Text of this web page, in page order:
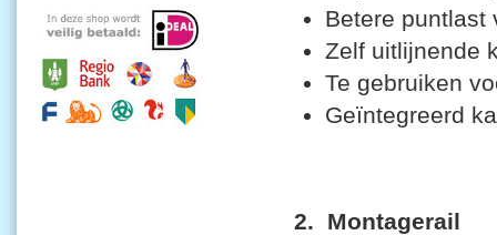
Betere puntlast
Zelf uitlijnende
Te gebruiken
Geïntegreerd
2. Montagerail